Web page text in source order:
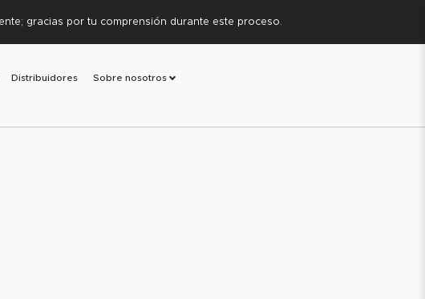
gracias por tu comprensión durante este proceso.
Distribuidores Sobre nosotros